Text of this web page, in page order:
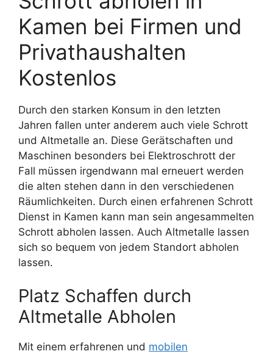
Kamen bei Firmen und
Privathaushalten
Kostenlos
Durch den starken Konsum in den letzten
Jahren fallen unter anderem auch viele Schrott
und Altmetalle an. Diese Gerätschaften und
Maschinen besonders bei Elektroschrott der
Fall müssen irgendwann mal erneuert werden
die alten stehen dann in den verschiedenen
Räumlichkeiten. Durch einen erfahrenen Schrott
Dienst in Kamen kann man sein angesammelten
Schrott abholen lassen. Auch Altmetalle lassen
sich so bequem von jedem Standort abholen
lassen.
Platz Schaffen durch
Altmetalle Abholen
Mit einem erfahrenen und mobilen